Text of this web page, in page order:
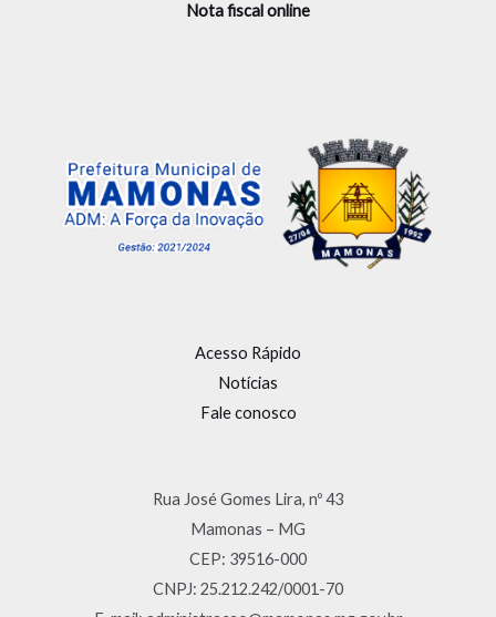
Nota fiscal online
Acesso Rápido
Notícias
Fale conosco
Rua José Gomes Lira, nº 43
Mamonas – MG
CEP: 39516-000
CNPJ: 25.212.242/0001-70